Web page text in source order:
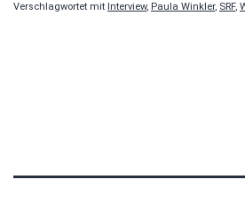
Verschlagwortet mit Interview, Paula Winkler, SRF,